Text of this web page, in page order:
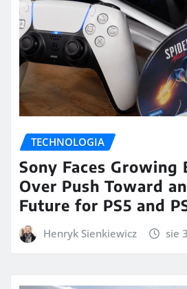
TECHNOLOGIA
Sony Faces Growing
Over Push Toward
Future for PS5 and
Henryk Sienkiewicz sie